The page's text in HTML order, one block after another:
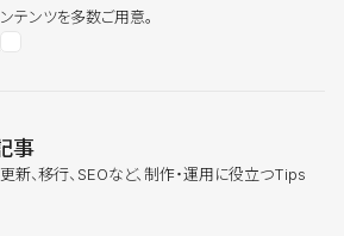
テンツを多数ご用意。
事
新、移行、SEOなど、制作・運用に役立つTips